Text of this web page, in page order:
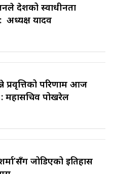
देशको स्वाधीनता
अध्यक्ष यादव
प्रवृत्तिको परिणाम आज
: महासचिव पोखरेल
जोडिएको इतिहास